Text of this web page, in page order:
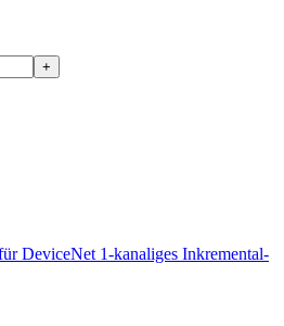
+
DeviceNet 1-kanaliges Inkremental-